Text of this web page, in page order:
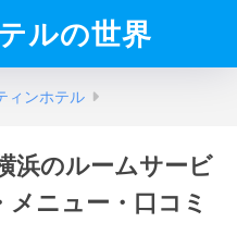
ルの世界
ィンホテル
浜のルームサービ
ニュー・口コミ